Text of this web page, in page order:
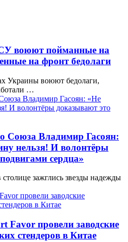
воюют пойманные на
на фронт бедолаги
Украины воюют бедолаги,
…
Союза Владимир Гасоян:
нельзя! И волонтёры
сердца»
столице зажглись звезды надежды
Favor провели заводские
стендеров в Китае